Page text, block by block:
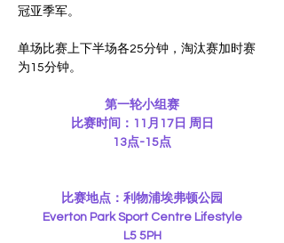
冠亚季军。
单场比赛上下半场各25分钟，淘汰赛加时赛
为15分钟。
第一轮小组赛
比赛时间：11月17日 周日
13点-15点
比赛地点：利物浦埃弗顿公园
Everton Park Sport Centre Lifestyle
L5 5PH